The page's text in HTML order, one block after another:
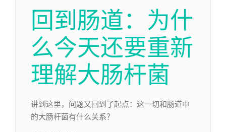
回到肠道：为什
么今天还要重新
理解大肠杆菌
讲到这里，问题又回到了起点：这一切和肠道中
的大肠杆菌有什么关系？